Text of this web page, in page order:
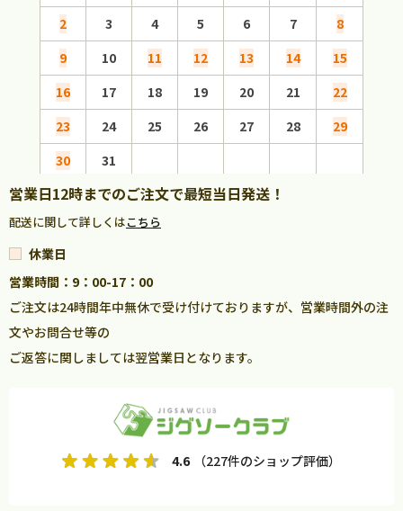
2
3 4 5 6 7
8
9
10 11 12 13 14
15
16
17 18 19 20 21
22
23
24 25 26 27 28
29
30
31
営業日12時までのご注文で最短当日発送！
配送に関して詳しくはこちら
休業日
営業時間：9：00-17：00
ご注文は24時間年中無休で受け付けておりますが、営業時間外の注
文やお問合せ等の
ご返答に関しましては翌営業日となります。
4.6 （227件のショップ評価）